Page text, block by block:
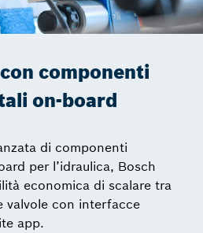
componenti
on-board
di componenti
per l’idraulica, Bosch
economica di scalare tra
valvole con interfacce
app.